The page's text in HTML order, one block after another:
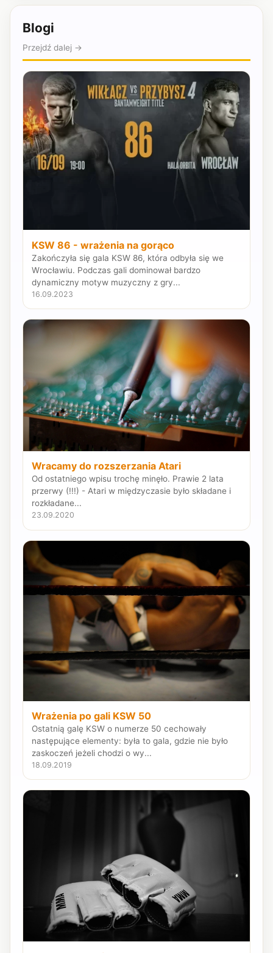
Blogi
Przejdź dalej →
KSW 86 - wrażenia na gorąco
Zakończyła się gala KSW 86, która odbyła się we
Wrocławiu. Podczas gali dominował bardzo
dynamiczny motyw muzyczny z gry...
16.09.2023
Wracamy do rozszerzania Atari
Od ostatniego wpisu trochę minęło. Prawie 2 lata
przerwy (!!!) - Atari w międzyczasie było składane i
rozkładane...
23.09.2020
Wrażenia po gali KSW 50
Ostatnią galę KSW o numerze 50 cechowały
następujące elementy: była to gala, gdzie nie było
zaskoczeń jeżeli chodzi o wy...
18.09.2019